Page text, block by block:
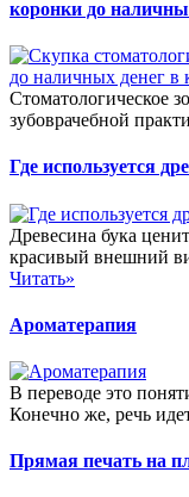
коронки до
Стоматологическое
зубоврачебной
Где используется
Древесина бука
красивый внешний
Читать»
Ароматерапия
В переводе это
Конечно же, речь
Прямая печать на